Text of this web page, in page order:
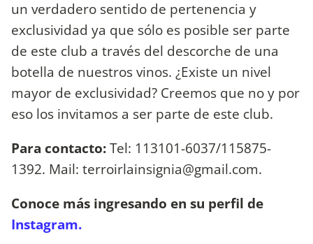
un verdadero sentido de pertenencia y
exclusividad ya que sólo es posible ser parte
de este club a través del descorche de una
botella de nuestros vinos. ¿Existe un nivel
mayor de exclusividad? Creemos que no y por
eso los invitamos a ser parte de este club.
Para contacto:Tel: 113101-6037/115875-
1392. Mail: terroirlainsignia@gmail.com.
Conoce más ingresando en su perfil de
Instagram.